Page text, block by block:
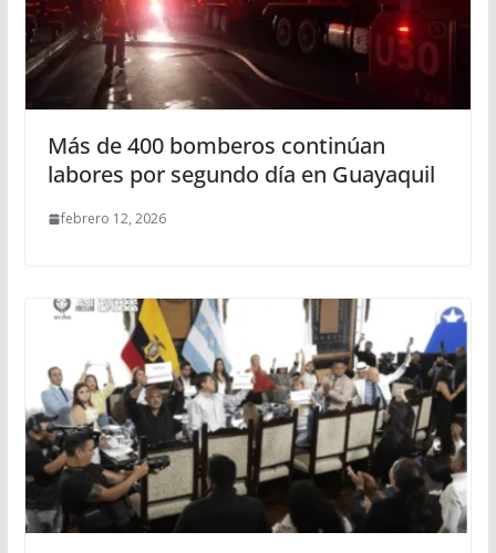
Más de 400 bomberos continúan
labores por segundo día en Guayaquil
febrero 12, 2026